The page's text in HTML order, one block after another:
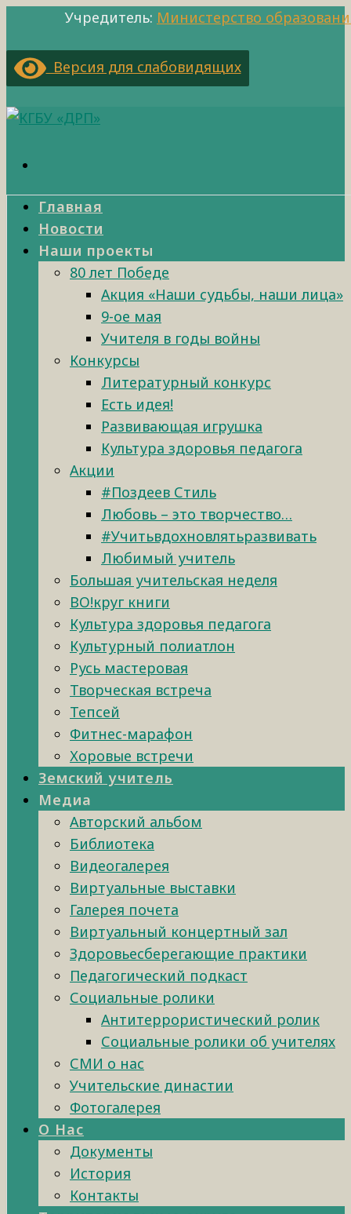
Учредитель: Министерство
Версия для слабовидящих
Главная
Новости
Наши проекты
80 лет Победе
Акция «Наши судьбы, наши лица»
9-ое мая
Учителя в годы войны
Конкурсы
Литературный конкурс
Есть идея!
Развивающая игрушка
Культура здоровья педагога
Акции
#Поздеев Стиль
Любовь – это творчество…
#Учитьвдохновлятьразвивать
Любимый учитель
Большая учительская неделя
ВО!круг книги
Культура здоровья педагога
Культурный полиатлон
Русь мастеровая
Творческая встреча
Тепсей
Фитнес-марафон
Хоровые встречи
Земский учитель
Медиа
Авторский альбом
Библиотека
Видеогалерея
Виртуальные выставки
Галерея почета
Виртуальный концертный зал
Здоровьесберегающие практики
Педагогический подкаст
Социальные ролики
Антитеррористический ролик
Социальные ролики об учителях
СМИ о нас
Учительские династии
Фотогалерея
О Нас
Документы
История
Контакты